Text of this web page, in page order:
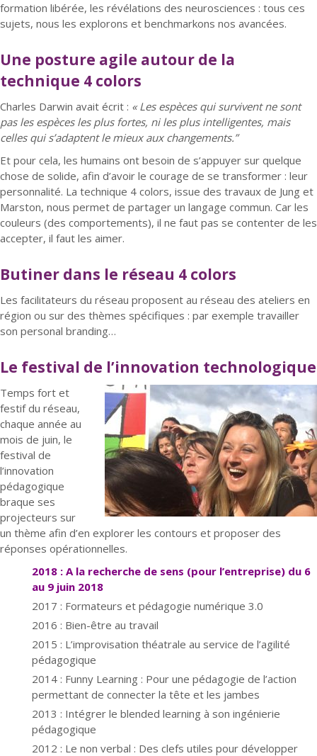
formation libérée, les révélations des neurosciences : tous ces
sujets, nous les explorons et benchmarkons nos avancées.
Une posture agile autour de la
technique 4 colors
Charles Darwin avait écrit : « Les espèces qui survivent ne sont
pas les espèces les plus fortes, ni les plus intelligentes, mais
celles qui s’adaptent le mieux aux changements.”
Et pour cela, les humains ont besoin de s’appuyer sur quelque
chose de solide, afin d’avoir le courage de se transformer : leur
personnalité. La technique 4 colors, issue des travaux de Jung et
Marston, nous permet de partager un langage commun. Car les
couleurs (des comportements), il ne faut pas se contenter de les
accepter, il faut les aimer.
Butiner dans le réseau 4 colors
Les facilitateurs du réseau proposent au réseau des ateliers en
région ou sur des thèmes spécifiques : par exemple travailler
son personal branding…
Le festival de l’innovation technologique
Temps fort et
festif du réseau,
chaque année au
mois de juin, le
festival de
l’innovation
pédagogique
braque ses
projecteurs sur
un thème afin d’en explorer les contours et proposer des
réponses opérationnelles.
2018 : A la recherche de sens (pour l’entreprise) du 6
au 9 juin 2018
2017 : Formateurs et pédagogie numérique 3.0
2016 : Bien-être au travail
2015 : L’improvisation théatrale au service de l’agilité
pédagogique
2014 : Funny Learning : Pour une pédagogie de l’action
permettant de connecter la tête et les jambes
2013 : Intégrer le blended learning à son ingénierie
pédagogique
2012 : Le non verbal : Des clefs utiles pour développer